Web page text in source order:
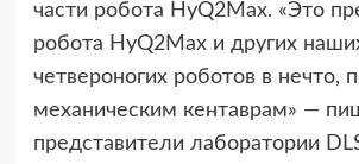
части робота HyQ2Max. «Это
робота HyQ2Max и других
четвероногих роботов в нечто,
механическим кентаврам» —
представители лаборатории